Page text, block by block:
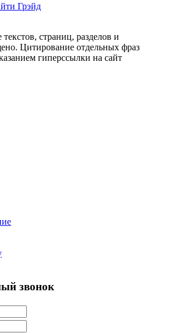
Грэйд
страниц, разделов и
Цитирование отдельных фраз
гиперссылки на сайт
звонок